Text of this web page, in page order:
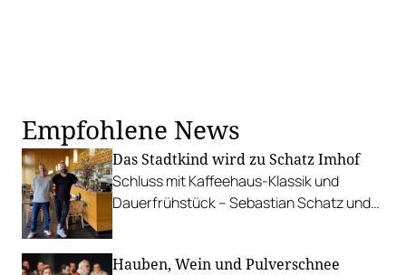
Empfohlene News
Das Stadtkind wird zu Schatz Imhof
Schluss mit Kaffeehaus-Klassik und
Dauerfrühstück – Sebastian Schatz und
Hauben, Wein und Pulverschnee